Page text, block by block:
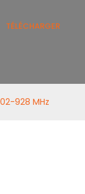
TÉLÉCHARGER
928 MHz